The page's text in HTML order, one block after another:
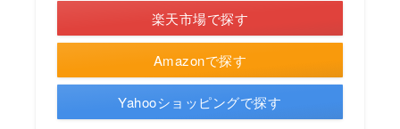
Amazonで探す
楽天市場で探す
Yahooショッピングで探す